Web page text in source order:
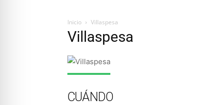
Inicio Villaspesa
Villaspesa
CUÁNDO